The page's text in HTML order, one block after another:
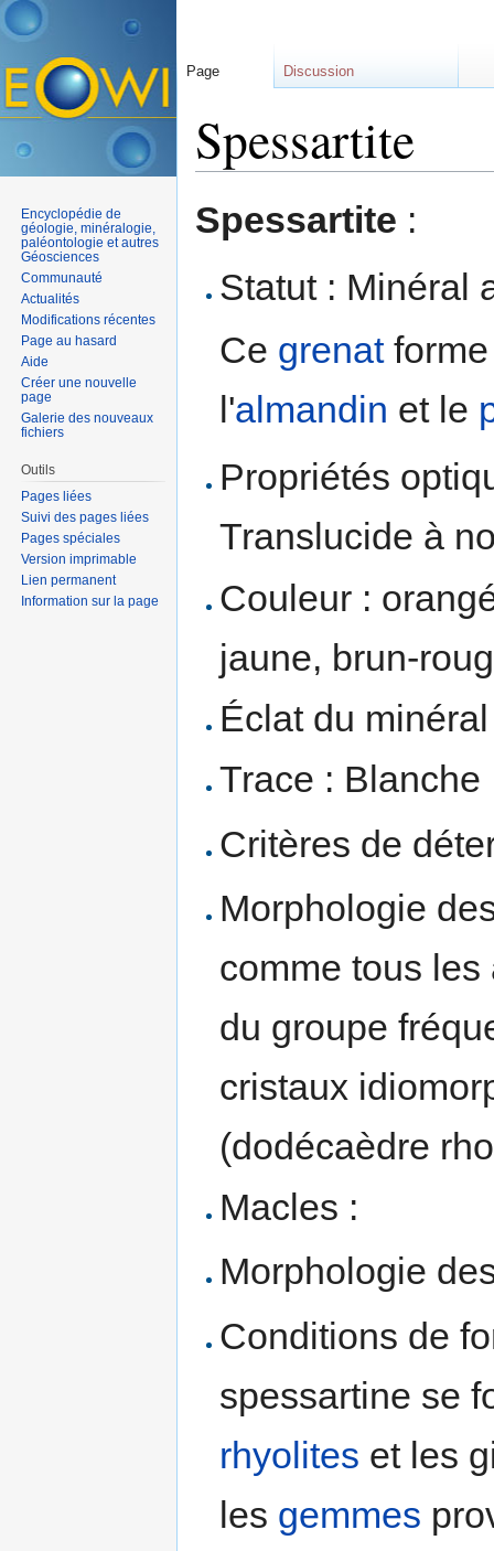
Spessartite
Spessartite :
Statut : Minéral
Ce grenatforme
l'almandin et le
Propriétés
Translucide à
Couleur :
jaune, brun-
Éclat du
Trace : Blanche
Critères de
Morphologie
comme tous
du groupe
cristaux
(dodécaèdre
Macles :
Morphologie
Conditions de
spessartine se
rhyolites et les
les gemmes
Page Discussion
Encyclopédie de
géologie, minéralogie,
paléontologie et autres
Géosciences
Communauté
Actualités
Modifications récentes
Page au hasard
Aide
Créer une nouvelle
page
Galerie des nouveaux
fichiers
Outils
Pages liées
Suivi des pages liées
Pages spéciales
Version imprimable
Lien permanent
Information sur la page